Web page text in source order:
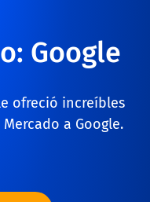
Google
ofreció increíbles
a Google.